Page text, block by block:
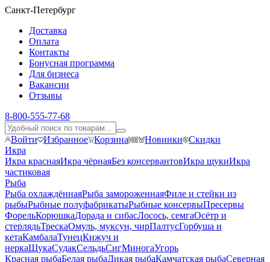
Санкт-Петербург
Доставка
Оплата
Контакты
Бонусная программа
Для бизнеса
Вакансии
Отзывы
8-800-555-77-68
Войти Избранное Корзина Новинки Скидки
Икра
Икра краснаяИкра чёрнаяБез консервантовИкра щукиИкра
частиковая
Рыба
Рыба охлаждённаяРыба замороженнаяФиле и стейки из
рыбыРыбные полуфабрикатыРыбные консервыПресервы
ФорельКорюшкаДорада и сибасЛосось, семгаОсётр и
стерлядьТрескаОмуль, муксун, чирПалтусГорбуша и
кетаКамбалаТунецКижуч и
неркаЩукаСудакСельдьСигМиногаУгорь
Красная рыбаБелая рыбаДикая рыбаКамчатская рыбаСеверная